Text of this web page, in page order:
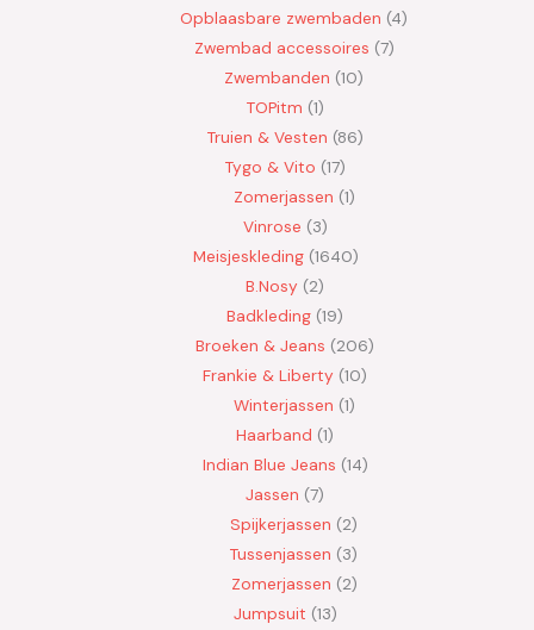
Opblaasbare zwembaden 4
Zwembad accessoires 7
Zwembanden 10
TOPitm 1
Truien & Vesten 86
Tygo & Vito 17
Zomerjassen 1
Vinrose 3
Meisjeskleding 1640
B.Nosy
2
Badkleding 19
Broeken & Jeans
206
Frankie & Liberty 10
Winterjassen 1
Haarband 1
Indian Blue Jeans 14
Jassen 7
Spijkerjassen
2
Tussenjassen
3
Zomerjassen 2
Jumpsuit 13